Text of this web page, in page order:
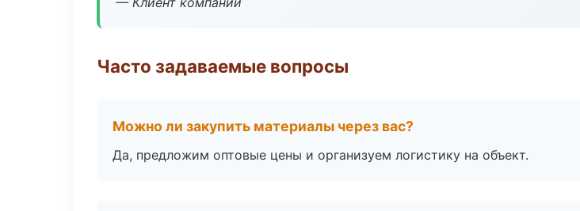
Часто задаваемые вопросы
Можно ли закупить материалы через вас?
Да, предложим оптовые цены и организуем логистику на объект.